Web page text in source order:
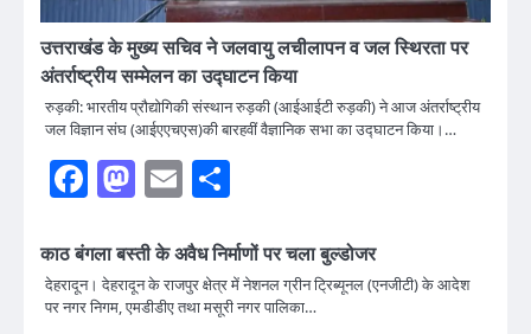
उत्तराखंड के मुख्य सचिव ने जलवायु लचीलापन व जल स्थिरता पर
अंतर्राष्ट्रीय सम्मेलन का उद्घाटन किया
रुड़की: भारतीय प्रौद्योगिकी संस्थान रुड़की (आईआईटी रुड़की) ने आज अंतर्राष्ट्रीय
जल विज्ञान संघ (आईएएचएस)की बारहवीं वैज्ञानिक सभा का उद्घाटन किया।…
Facebook
Mastodon
Email
काठ बंगला बस्ती के अवैध निर्माणों पर चला बुल्डोजर
देहरादून। देहरादून के राजपुर क्षेत्र में नेशनल ग्रीन ट्रिब्यूनल (एनजीटी) के आदेश
पर नगर निगम, एमडीडीए तथा मसूरी नगर पालिका…